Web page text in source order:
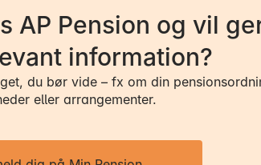
AP Pension og vil
information?
du bør vide – fx om din
eller arrangementer.